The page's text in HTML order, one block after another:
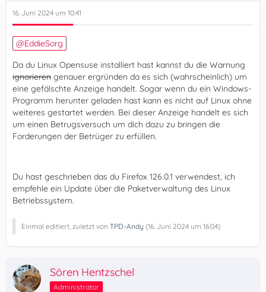
16. Juni 2024 um 10:41
EddieSorg
Da du Linux Opensuse installiert hast kannst du die Warnung
ignorieren genauer ergründen da es sich (wahrscheinlich) um
eine gefälschte Anzeige handelt. Sogar wenn du ein Windows-
Programm herunter geladen hast kann es nicht auf Linux ohne
weiteres gestartet werden. Bei dieser Anzeige handelt es sich
um einen Betrugsversuch um dich dazu zu bringen die
Forderungen der Betrüger zu erfüllen.
Du hast geschrieben das du Firefox 126.0.1 verwendest, ich
empfehle ein Update über die Paketverwaltung des Linux
Betriebssystem.
Einmal editiert, zuletzt von TPD-Andy (16. Juni 2024 um 16:04)
Sören Hentzschel
Administrator